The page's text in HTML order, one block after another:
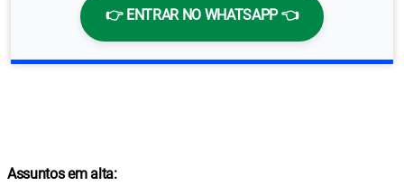
👉 ENTRAR NO WHATSAPP 👈
Assuntos em alta: